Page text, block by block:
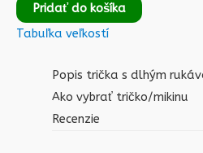
Pridať do košíka
Tabuľka veľkostí
Popis trička s dlhým
Ako vybrať tričko/mikinu
Recenzie